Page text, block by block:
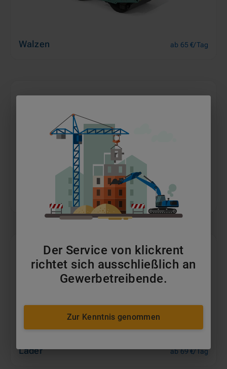
Walzen ab 65 €/Tag
ab 64 €/Tag
Lader ab 69 €/Tag
Der Service von klickrent
richtet sich ausschließlich an
Gewerbetreibende.
Zur Kenntnis genommen